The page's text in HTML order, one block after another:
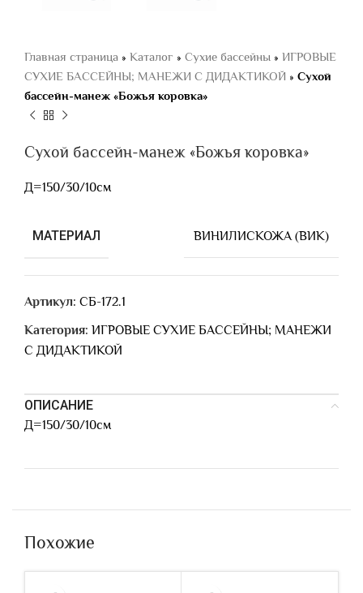
Главная страница » Каталог » Сухие бассейны » ИГРОВЫЕ
СУХИЕ БАССЕЙНЫ; МАНЕЖИ С ДИДАКТИКОЙ » Сухой
бассейн-манеж «Божья коровка»
Сухой бассейн-манеж «Божья коровка»
Д=150/30/10см
МАТЕРИАЛ ВИНИЛИСКОЖА (ВИК)
Артикул: СБ-172.1
Категория: ИГРОВЫЕ СУХИЕ БАССЕЙНЫ; МАНЕЖИ
С ДИДАКТИКОЙ
ОПИСАНИЕ
Д=150/30/10см
Похожие